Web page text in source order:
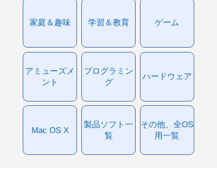
家庭＆趣味 学習＆教育 ゲーム
アミューズメ
ント
プログラミン
グ
ハードウェア
Mac OS X
製品ソフト一
覧
その他、全OS
用一覧